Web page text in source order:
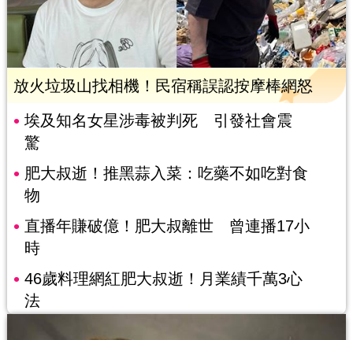
放火垃圾山找相機！民宿稱誤認按摩棒網怒
埃及知名女星涉毒被判死 引發社會震
驚
肥大叔逝！推黑蒜入菜：吃藥不如吃對食
物
直播年賺破億！肥大叔離世 曾連播17小
時
46歲料理網紅肥大叔逝！月業績千萬3心
法